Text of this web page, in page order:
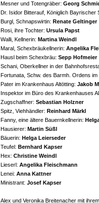
Mesner und Totengräber: Georg
Dr. Isidor Bitterauf, Königlich Bayrischer
Burgl, Schnapswirtin: Renate Geltinger
Rosi, ihre Tochter: Ursula Papst
Walli, Kellnerin: Martina Weindl
Maral, Schexbräukellnerin: Angelika
Hausl beim Schexbräu: Sepp Hofmeier
Schani, Oberkellner in der
Fortunata, Schw. des Barmh. Ordens
Pater im Krankenhaus Altötting: Jakob
Inspektor im Büro des Krankenhauses
Zugschaffner: Sebastian Holzner
Spitz, Viehhändler: Reinhard Märkl
Fanny, eine ältere Bauernkellnerin:
Hausierer: Martin Süßl
Bäuerin: Helga Leierseder
Teufel: Bernhard Kapser
Hex: Christine Weindl
Lieserl: Angelika Fleischmann
Lenei: Anna Kattner
Ministrant: Josef Kapser
Alex und Veronika Breitenacher mit